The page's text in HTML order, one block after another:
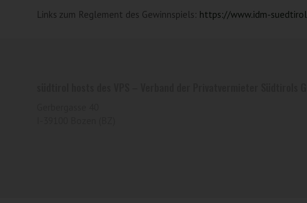
Links zum Reglement des Gewinnspiels: https://www.idm-